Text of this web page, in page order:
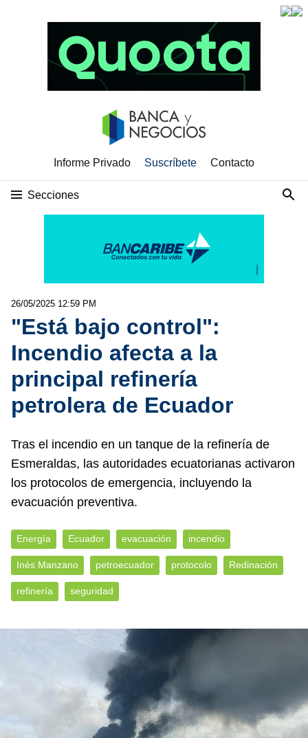
Informe Privado Suscríbete Contacto
Secciones
26/05/2025 12:59 PM
"Está bajo control":
Incendio afecta a la
principal refinería
petrolera de Ecuador
Tras el incendio en un tanque de la refinería de
Esmeraldas, las autoridades ecuatorianas activaron
los protocolos de emergencia, incluyendo la
evacuación preventiva.
Energía Ecuador evacuación incendio
Inés Manzano petroecuador protocolo Redinación
refinería seguridad